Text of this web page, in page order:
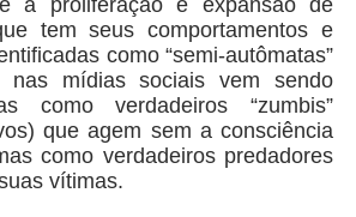
tem seus comportamentos e
como “semi-autômatas”
nas mídias sociais vem sendo
como verdadeiros “zumbis”
que agem sem a consciência
como verdadeiros predadores
vítimas.